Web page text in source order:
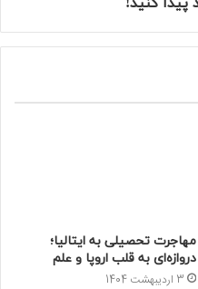
مهاجرت تحصیلی به ایتالیا؛
دروازه‌ای به قلب اروپا و علم
3 اردیبهشت 1404